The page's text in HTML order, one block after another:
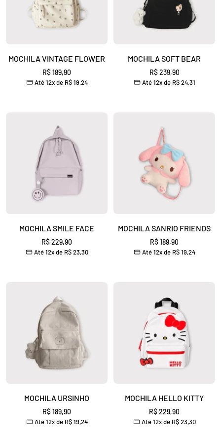
MOCHILA VINTAGE FLOWER
Preço
promocional
R$ 189,90
Até 12x de R$ 19,24
MOCHILA SOFT BEAR
Preço
promocional
R$ 239,90
Até 12x de R$ 24,31
MOCHILA SMILE FACE
Preço
promocional
R$ 229,90
Até 12x de R$ 23,30
MOCHILA SANRIO FRIENDS
Preço
promocional
R$ 189,90
Até 12x de R$ 19,24
MOCHILA URSINHO
Preço
promocional
R$ 189,90
Até 12x de R$ 19,24
MOCHILA HELLO KITTY
Preço
promocional
R$ 229,90
Até 12x de R$ 23,30